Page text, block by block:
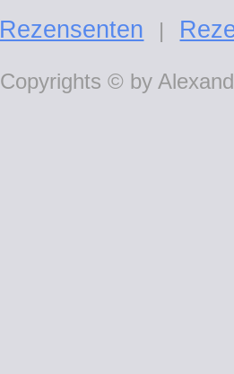
Rezensenten
|
Copyrights © by